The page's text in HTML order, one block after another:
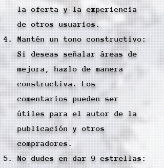
la oferta y la experiencia
de otros usuarios.
Mantén un tono constructivo:
Si deseas señalar áreas de
mejora, hazlo de manera
constructiva. Los
comentarios pueden ser
útiles para el autor de la
publicación y otros
compradores.
No dudes en dar 9 estrellas: